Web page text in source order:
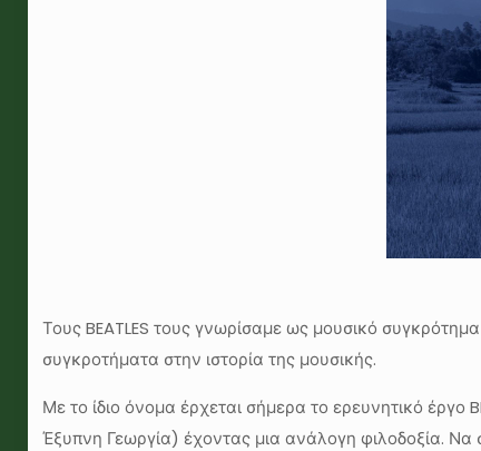
Τους BEATLES τους γνωρίσαμε ως μουσικό
συγκροτήματα στην ιστορία της μουσικής.
Με το ίδιο όνομα έρχεται σήμερα το ερευνητικό
Έξυπνη Γεωργία) έχοντας μια ανάλογη φιλοδοξία. Να